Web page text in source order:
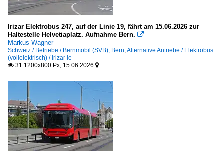
Irizar Elektrobus 247, auf der Linie 19, fährt am 15.06.2026 zur
Haltestelle Helvetiaplatz. Aufnahme Bern. 
Markus Wagner
Schweiz / Betriebe / Bernmobil (SVB), Bern,Alternative Antriebe / Elektrobus
(vollelektrisch) / Irizar ie
 31 1200x800 Px, 15.06.2026 